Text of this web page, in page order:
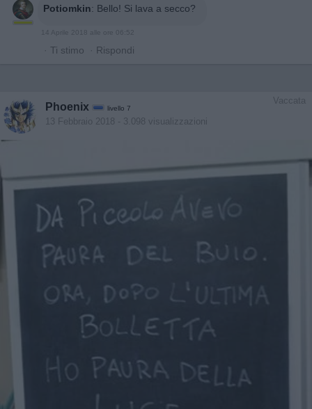
Potiomkin: Bello! Si lava a secco?
14 Aprile 2018 alle ore 06:52
· Ti stimo · Rispondi
Vaccata
Phoenix livello 7
13 Febbraio 2018 - 3.098 visualizzazioni